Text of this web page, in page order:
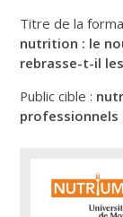
Titre de la
nutrition : le
rebrasse-t-il
Public cible :
professionnels